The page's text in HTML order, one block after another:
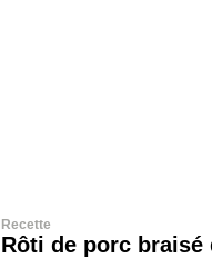
Recette
Rôti de porc braisé